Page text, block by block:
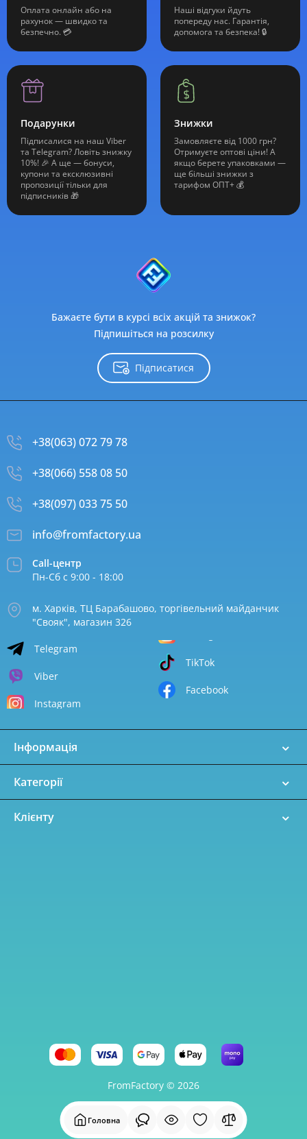
Головна
Оплата онлайн або на
рахунок — швидко та
безпечно. 💳
Наші відгуки йдуть
попереду нас. Гарантія,
допомога та безпека! 🔒
Подарунки
Підписалися на наш Viber
та Telegram? Ловіть знижку
10%! 🎉 А ще — бонуси,
купони та ексклюзивні
пропозиції тільки для
підписників 🎁
Знижки
Замовляєте від 1000 грн?
Отримуєте оптові ціни! А
якщо берете упаковками —
ще більші знижки з
тарифом ОПТ+ 💰
Бажаєте бути в курсі всіх акцій та знижок?
Підпишіться на розсилку
Підписатися
+38(063) 072 79 78
+38(066) 558 08 50
+38(097) 033 75 50
info@fromfactory.ua
Call-центр
Пн-Сб с 9:00 - 18:00
м. Харків, ТЦ Барабашово, торгівельний майданчик
"Свояк", магазин 326
Telegram
Viber
Instagram
TikTok
Facebook
Інформація
Категорії
Клієнту
FromFactory © 2026